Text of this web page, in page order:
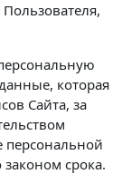
которая
Сайта, за
персональной
срока.